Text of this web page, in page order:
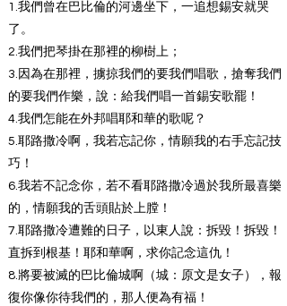
1.我們曾在巴比倫的河邊坐下，一追想錫安就哭
了。
2.我們把琴掛在那裡的柳樹上；
3.因為在那裡，擄掠我們的要我們唱歌，搶奪我們
的要我們作樂，說：給我們唱一首錫安歌罷！
4.我們怎能在外邦唱耶和華的歌呢？
5.耶路撒冷啊，我若忘記你，情願我的右手忘記技
巧！
6.我若不記念你，若不看耶路撒冷過於我所最喜樂
的，情願我的舌頭貼於上膛！
7.耶路撒冷遭難的日子，以東人說：拆毀！拆毀！
直拆到根基！耶和華啊，求你記念這仇！
8.將要被滅的巴比倫城啊（城：原文是女子），報
復你像你待我們的，那人便為有福！